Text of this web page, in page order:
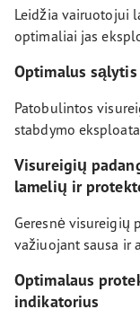
Leidžia vairuotojui
optimaliai jas
Optimalus
Patobulintos
stabdymo
Visureigių
lamelių ir
Geresnė visureigių
važiuojant sausa ir
Optimalaus
indikatorius